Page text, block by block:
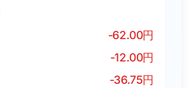
-62.00円
-12.00円
-36.75円